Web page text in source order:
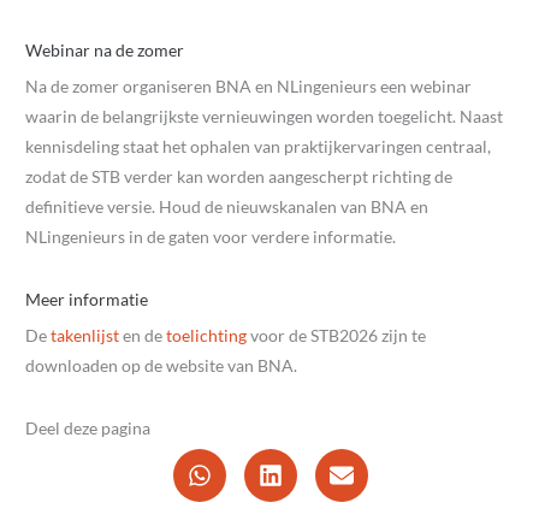
Webinar na de zomer
Na de zomer organiseren BNA en NLingenieurs een webinar
waarin de belangrijkste vernieuwingen worden toegelicht. Naast
kennisdeling staat het ophalen van praktijkervaringen centraal,
zodat de STB verder kan worden aangescherpt richting de
definitieve versie. Houd de nieuwskanalen van BNA en
NLingenieurs in de gaten voor verdere informatie.
Meer informatie
Detakenlijsten detoelichtingvoor de STB2026 zijn te
downloaden op de website van BNA.
Deel deze pagina